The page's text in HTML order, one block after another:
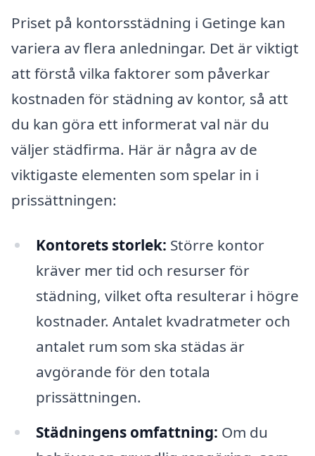
Priset på kontorsstädning i Getinge kan
variera av flera anledningar. Det är viktigt
att förstå vilka faktorer som påverkar
kostnaden för städning av kontor, så att
du kan göra ett informerat val när du
väljer städfirma. Här är några av de
viktigaste elementen som spelar in i
prissättningen:
Kontorets storlek: Större kontor
kräver mer tid och resurser för
städning, vilket ofta resulterar i högre
kostnader. Antalet kvadratmeter och
antalet rum som ska städas är
avgörande för den totala
prissättningen.
Städningens omfattning: Om du